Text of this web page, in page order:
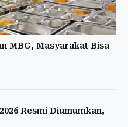
MBG, Masyarakat Bisa
Resmi Diumumkan,